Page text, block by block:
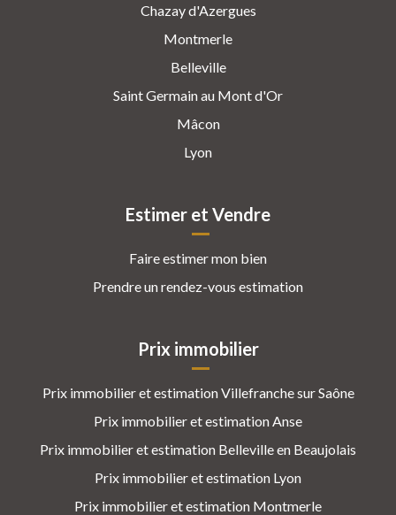
Chazay d'Azergues
Montmerle
Belleville
Saint Germain au Mont d'Or
Mâcon
Lyon
Estimer et Vendre
Faire estimer mon bien
Prendre un rendez-vous estimation
Prix immobilier
Prix immobilier et estimation Villefranche sur Saône
Prix immobilier et estimation Anse
Prix immobilier et estimation Belleville en Beaujolais
Prix immobilier et estimation Lyon
Prix immobilier et estimation Montmerle